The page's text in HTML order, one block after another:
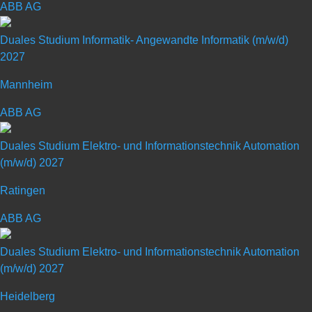
ABB AG
Duales Studium Informatik- Angewandte Informatik (m/w/d)
2027
Mannheim
ABB AG
Duales Studium Elektro- und Informationstechnik Automation
(m/w/d) 2027
Ratingen
ABB AG
Duales Studium Elektro- und Informationstechnik Automation
(m/w/d) 2027
Heidelberg
Duales Studium Elektro- und
Informationstechnik Automation
(m/w/d) 2027
Ausbildungsberuf: Sonstige